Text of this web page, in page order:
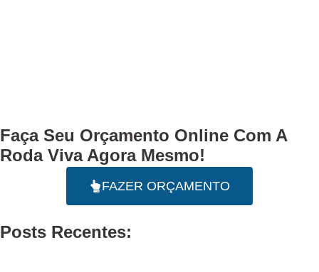
Faça Seu Orçamento Online Com A
Roda Viva Agora Mesmo!
FAZER ORÇAMENTO
Posts Recentes: